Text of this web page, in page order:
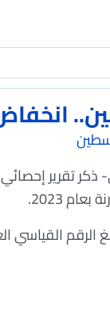
انخفاض
ذكر تقرير